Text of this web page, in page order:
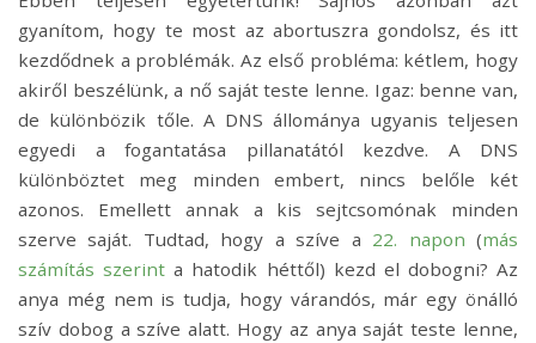
gyanítom, hogy te most az abortuszra gondolsz, és itt
kezdődnek a problémák. Az első probléma: kétlem, hogy
akiről beszélünk, a nő saját teste lenne. Igaz: benne van,
de különbözik tőle. A DNS állománya ugyanis teljesen
egyedi a fogantatása pillanatától kezdve. A DNS
különböztet meg minden embert, nincs belőle két
azonos. Emellett annak a kis sejtcsomónak minden
szerve saját. Tudtad, hogy a szíve a 22. napon (más
számítás szerint a hatodik héttől) kezd el dobogni? Az
anya még nem is tudja, hogy várandós, már egy önálló
szív dobog a szíve alatt. Hogy az anya saját teste lenne,